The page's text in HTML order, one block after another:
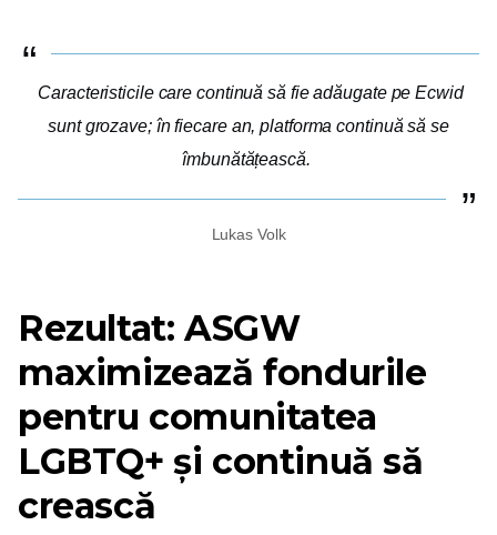
Caracteristicile care continuă să fie adăugate pe Ecwid
sunt grozave; în fiecare an, platforma continuă să se
îmbunătățească.
Lukas Volk
Rezultat: ASGW
maximizează fondurile
pentru comunitatea
LGBTQ+ și continuă să
crească